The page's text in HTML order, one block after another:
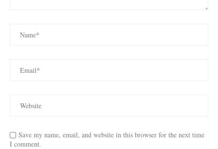
Save my name, email, and website in this browser for the next time
I comment.